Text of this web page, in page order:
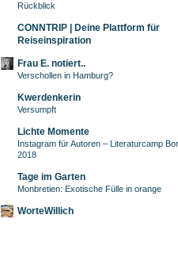
Rückblick
CONNTRIP | Deine Plattform für
Reiseinspiration
Frau E. notiert..
Verschollen in Hamburg?
Kwerdenkerin
Versumpft
Lichte Momente
Instagram für Autoren – Literaturcamp
2018
Tage im Garten
Monbretien: Exotische Fülle in orange
WorteWillich